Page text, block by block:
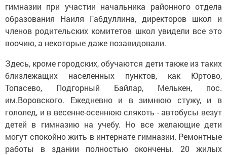
гимназии при участии начальника районного отдела
образования Наиля Габдуллина, директоров школ и
членов родительских комитетов школ увидели все это
воочию, а некоторые даже позавидовали.
Здесь, кроме городских, обучаются дети также из таких
близлежащих населенных пунктов, как Юртово,
Топасево, Подгорный Байлар, Мелькен, пос.
им.Воровского. Ежедневно и в зимнюю стужу, и в
гололед, и в весенне-осеннюю слякоть - автобусы везут
детей в гимназию на учебу. Но все желающие дети
могут спокойно жить в интернате гимназии. Ремонтные
работы в здании полностью окончены. 20 жилых